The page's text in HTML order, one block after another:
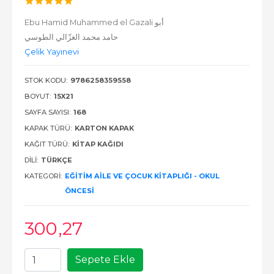
Ebu Hamid Muhammed el Gazali أبو
حامد محمد الغزّالي الطوسي
Çelik Yayınevi
STOK KODU: 9786258359558
BOYUT: 15X21
SAYFA SAYISI: 168
KAPAK TÜRÜ: KARTON KAPAK
KAĞIT TÜRÜ: KITAP KAĞIDI
DILI: TÜRKÇE
KATEGORI: EĞITIM AILE VE ÇOCUK KITAPLIĞI - OKUL
ÖNCESI
300,27
Sepete Ekle